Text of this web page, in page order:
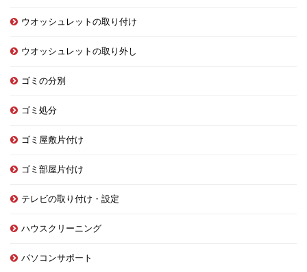
ウオッシュレットの取り付け
ウオッシュレットの取り外し
ゴミの分別
ゴミ処分
ゴミ屋敷片付け
ゴミ部屋片付け
テレビの取り付け・設定
ハウスクリーニング
パソコンサポート